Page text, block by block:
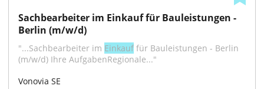
Sachbearbeiter im Einkauf für Bauleistungen -
Berlin (m/w/d)
"...Sachbearbeiter im Einkauf für Bauleistungen - Berlin
(m/w/d) Ihre AufgabenRegionale..."
Vonovia SE